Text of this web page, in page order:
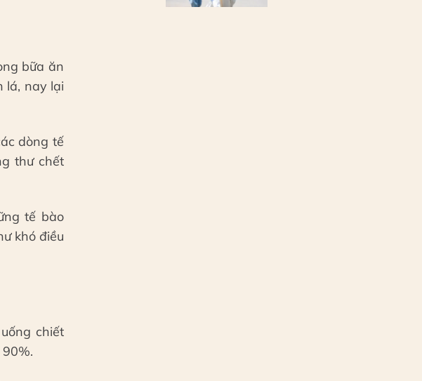
bữa ăn
lá, nay lại
dòng tế
thư chết
tế bào
khó điều
chiết